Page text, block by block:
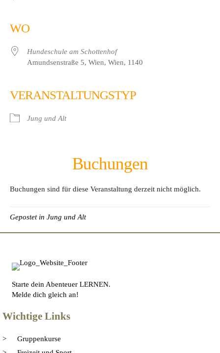
WO
Hundeschule am Schottenhof
Amundsenstraße 5, Wien, Wien, 1140
VERANSTALTUNGSTYP
Jung und Alt
Buchungen
Buchungen sind für diese Veranstaltung derzeit nicht möglich.
Gepostet in Jung und Alt
Starte dein Abenteuer LERNEN.
Melde dich gleich an!
Wichtige Links
Gruppenkurse